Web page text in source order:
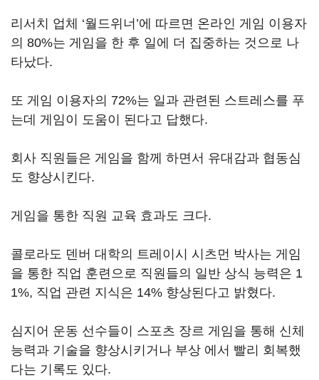
리서치 업체 ‘월드위너’에 따르면 온라인 게임 이용자
의 80%는 게임을 한 후 일에 더 집중하는 것으로 나
타났다.
또 게임 이용자의 72%는 일과 관련된 스트레스를 푸
는데 게임이 도움이 된다고 답했다.
회사 직원들은 게임을 함께 하면서 유대감과 협동심
도 향상시킨다.
게임을 통한 직원 교육 효과도 크다.
콜로라도 덴버 대학의 트레이시 시츠먼 박사는 게임
을 통한 직업 훈련으로 직원들의 일반 상식 능력은 1
1%, 직업 관련 지식은 14% 향상된다고 밝혔다.
심지어 운동 선수들이 스포츠 장르 게임을 통해 신체
능력과 기술을 향상시키거나 부상 에서 빨리 회복했
다는 기록도 있다.